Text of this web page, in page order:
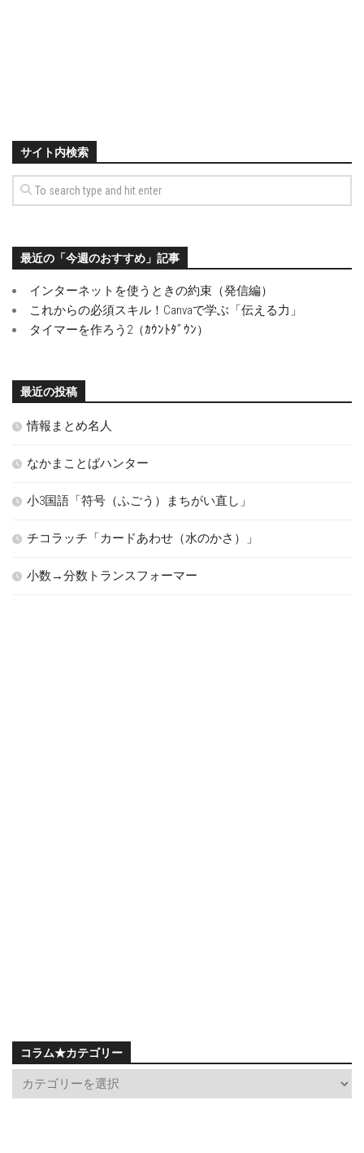
サイト内検索
最近の「今週のおすすめ」記事
インターネットを使うときの約束（発信編）
これからの必須スキル！Canvaで学ぶ「伝える力」
タイマーを作ろう2（ｶｳﾝﾄﾀﾞｳﾝ）
最近の投稿
情報まとめ名人
なかまことばハンター
小3国語「符号（ふごう）まちがい直し」
チコラッチ「カードあわせ（水のかさ）」
小数→分数トランスフォーマー
コラム★カテゴリー